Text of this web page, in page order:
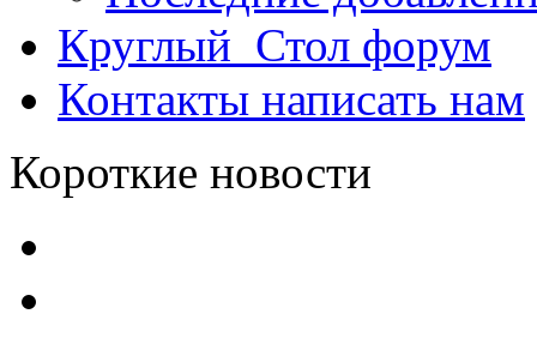
Круглый_Стол форум
Контакты написать нам
Короткие новости